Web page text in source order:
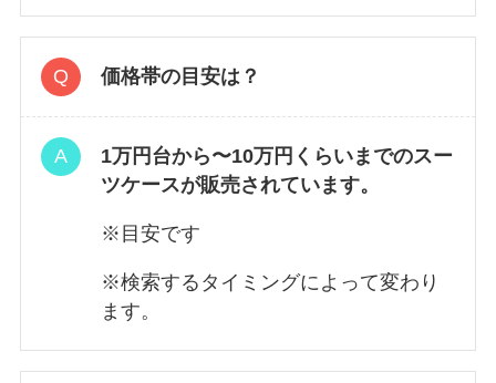
価格帯の目安は？
1万円台から〜10万円くらいまでのスー
ツケースが販売されています。
※目安です
※検索するタイミングによって変わり
ます。